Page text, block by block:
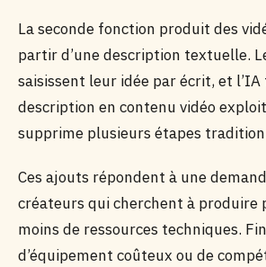
La seconde fonction produit des
partir d’une description textuelle.
saisissent leur idée par écrit, et
description en contenu vidéo
supprime plusieurs étapes
Ces ajouts répondent à une
créateurs qui cherchent à produire
moins de ressources techniques.
d’équipement coûteux ou de